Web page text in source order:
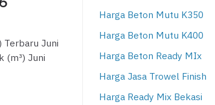
Terbaru Juni
(m³) Juni
Harga Beton Mutu K350
Harga Beton Mutu K400
Harga Beton Ready MIx
Harga Jasa Trowel Finish
Harga Ready Mix Bekasi